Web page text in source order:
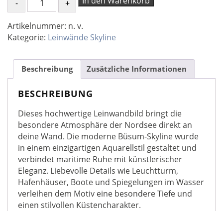
Skyline
–
Leinwandbild
Aquarell
Menge
Artikelnummer: n. v.
Kategorie: Leinwände Skyline
Beschreibung Zusätzliche Informationen
BESCHREIBUNG
Dieses hochwertige Leinwandbild bringt die
besondere Atmosphäre der Nordsee direkt an
deine Wand. Die moderne Büsum-Skyline wurde
in einem einzigartigen Aquarellstil gestaltet und
verbindet maritime Ruhe mit künstlerischer
Eleganz. Liebevolle Details wie Leuchtturm,
Hafenhäuser, Boote und Spiegelungen im Wasser
verleihen dem Motiv eine besondere Tiefe und
einen stilvollen Küstencharakter.